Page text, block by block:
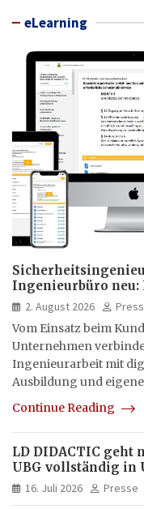
eLearning
Ingenieurbüro neu:
hybrid und
2. August 2026
Vom Einsatz beim
Unternehmen
Ingenieurarbeit mit
Ausbildung und
Continue Reading
LD DIDACTIC geht
UBG vollständig in
16. Juli 2026 Presse